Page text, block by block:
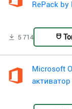
RePack by
5 714
Microsoft